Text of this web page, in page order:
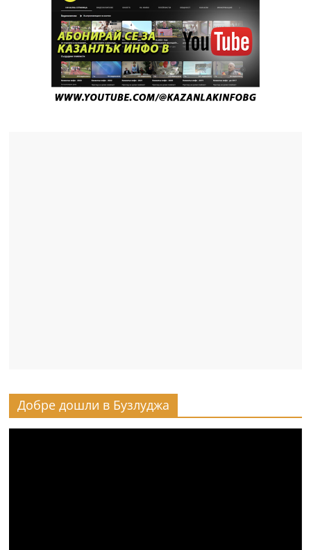
Добре дошли в Бузлуджа